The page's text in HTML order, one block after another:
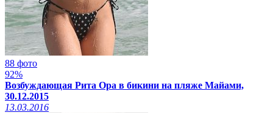
88 фото
92%
Возбуждающая Рита Ора в бикини на пляже Майами,
30.12.2015
13.03.2016